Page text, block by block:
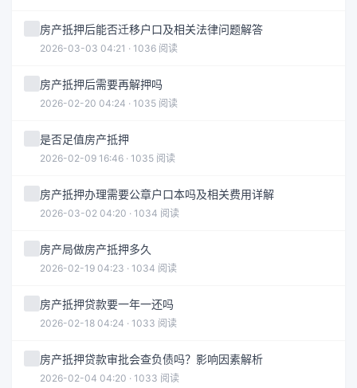
房产抵押后能否迁移户口及相关法律问题解答
2026-03-03 04:21 · 1036 阅读
房产抵押后需要再解押吗
2026-02-20 04:24 · 1035 阅读
是否足值房产抵押
2026-02-09 16:46 · 1035 阅读
房产抵押办理需要公章户口本吗及相关费用详解
2026-03-02 04:20 · 1034 阅读
房产局做房产抵押多久
2026-02-19 04:23 · 1034 阅读
房产抵押贷款要一年一还吗
2026-02-18 04:24 · 1033 阅读
房产抵押贷款审批会查负债吗？影响因素解析
2026-02-04 04:20 · 1033 阅读